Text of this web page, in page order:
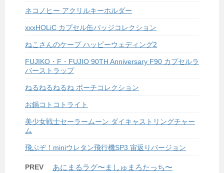
ネコノヒー アクリルキーホルダー
xxxHOLiC カプセル缶バッジコレクション
ねこさんのケープ ハッピーウェディング2
FUJIKO・F・FUJIO 90TH Anniversary F90 カプセルラ
バーストラップ
ねるねるねるね ポーチコレクション
お鍋コトコトライト
美少女戦士セーラームーン ダイキャストリングチャー
ム
飛ぶぞ！miniウレタン飛行機SP3 宙返りバージョン
PREV あにまるラグ〜ましゅまろたっち〜